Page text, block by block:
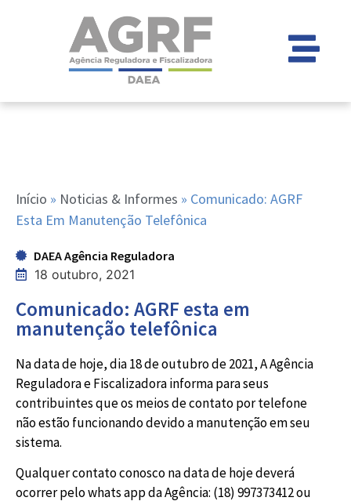
Início » Noticias & Informes » Comunicado: AGRF
Esta Em Manutenção Telefônica
DAEA Agência Reguladora
18 outubro, 2021
Comunicado: AGRF esta em
manutenção telefônica
Na data de hoje, dia 18 de outubro de 2021, A Agência
Reguladora e Fiscalizadora informa para seus
contribuintes que os meios de contato por telefone
não estão funcionando devido a manutenção em seu
sistema.
Qualquer contato conosco na data de hoje deverá
ocorrer pelo whats app da Agência: (18) 997373412 ou